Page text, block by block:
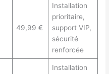
49,99 €
Installation
prioritaire,
support VIP,
sécurité
renforcée
Installation